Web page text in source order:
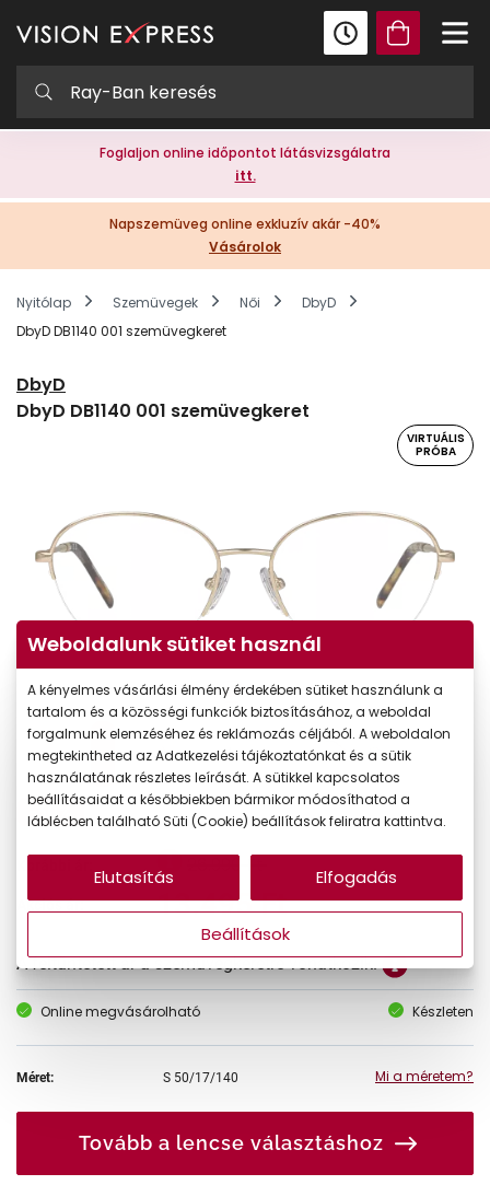
Foglaljon online időpontot látásvizsgálatra
itt.
Napszemüveg online exkluzív akár -40%
Vásárolok
Nyitólap Szemüvegek Női
DbyD
DbyD DB1140 001 szemüvegkeret
DbyD
DbyD DB1140 001 szemüvegkeret
VIRTUÁLIS
PRÓBA
-50%
26.990 Ft
Akciós ár: 13.495 Ft
A feltűntetett ár a szemüvegkeretre vonatkozik.
Online megvásárolható Készleten
Méret: S 50/17/140 Mi a méretem?
Tovább a lencse választáshoz
Weboldalunk sütiket használ
A kényelmes vásárlási élmény érdekében sütiket használunk a
tartalom és a közösségi funkciók biztosításához, a weboldal
forgalmunk elemzéséhez és reklámozás céljából. A weboldalon
megtekintheted az Adatkezelési tájékoztatónkat és a sütik
használatának részletes leírását. A sütikkel kapcsolatos
beállításaidat a későbbiekben bármikor módosíthatod a
láblécben található Süti (Cookie) beállítások feliratra kattintva.
Beállítások
Elutasítás Elfogadás